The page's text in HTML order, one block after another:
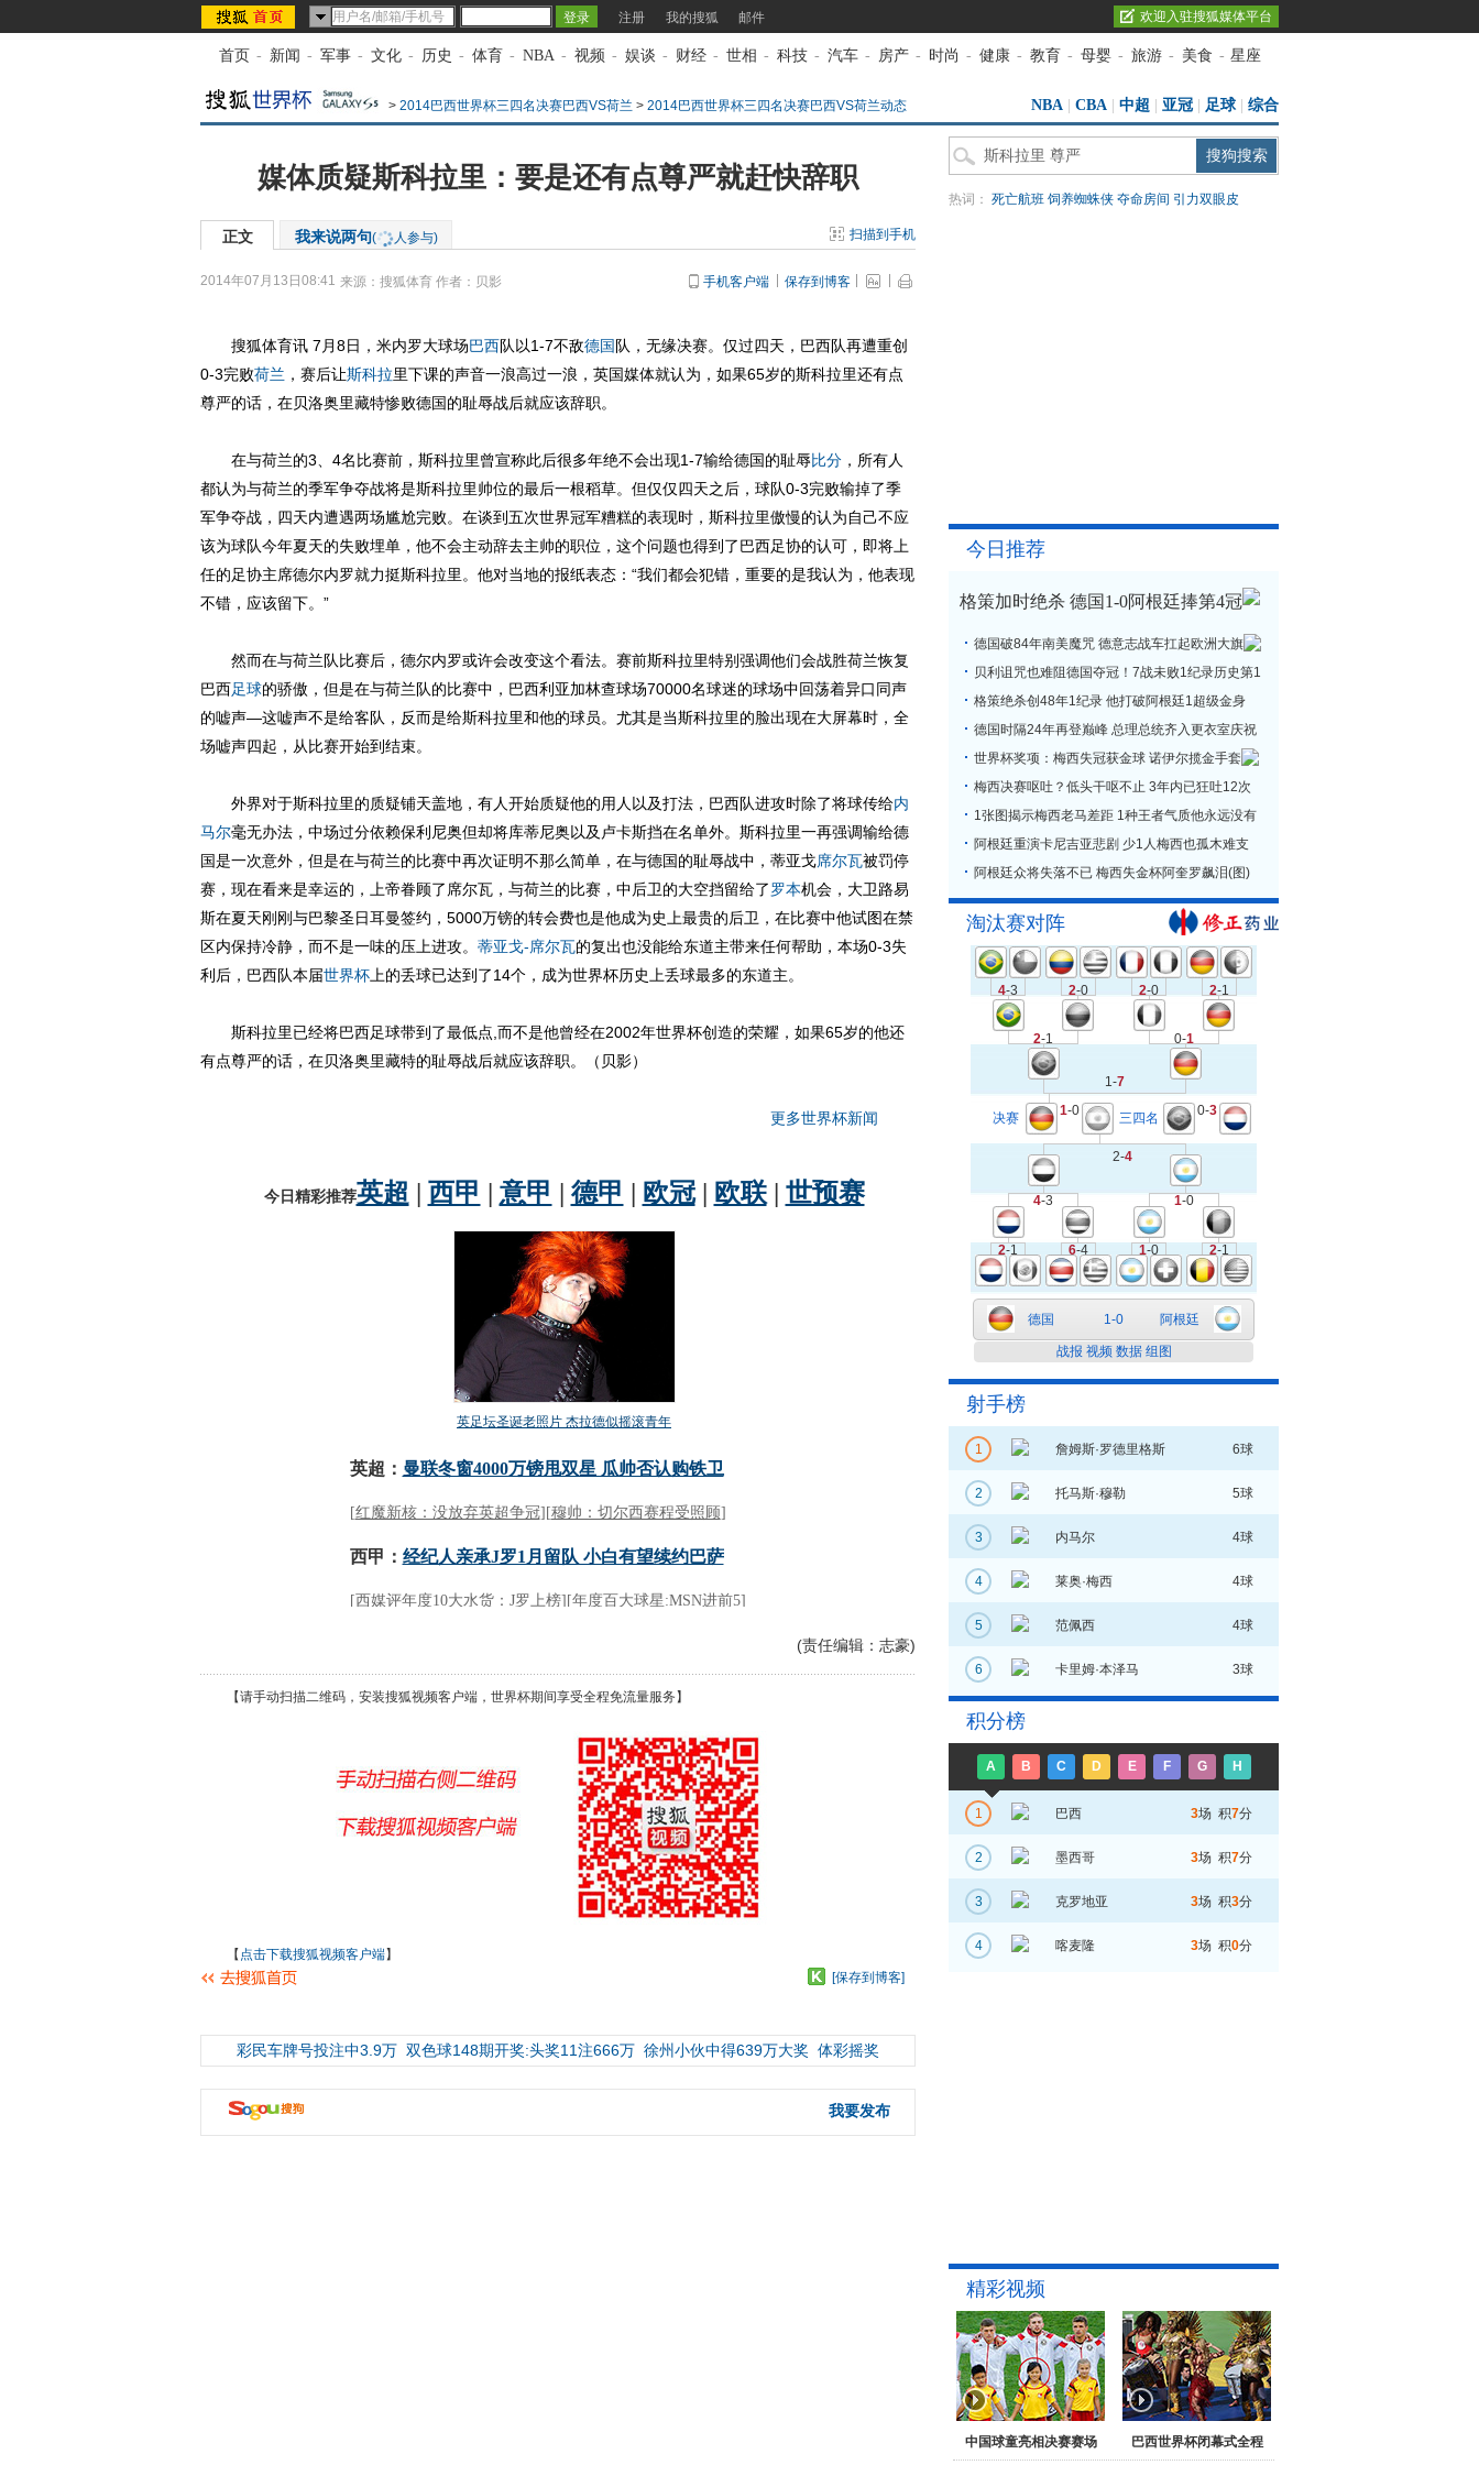
注册 我的搜狐 邮件 欢迎入驻搜狐媒体平台
首页 - 新闻 - 军事 - 文化 - 历史 - 体育 - NBA - 视频 - 娱谈 - 财经 - 世相 - 科技 - 汽车 - 房产 - 时尚 - 健康 - 教育 - 母婴 - 旅游 - 美食 - 星座
> 2014巴西世界杯三四名决赛巴西VS荷兰 > 2014巴西世界杯三四名决赛巴西VS荷兰动态 NBA CBA 中超 亚冠 足球| 综合
媒体质疑斯科拉里：要是还有点尊严就赶快辞职
正文 我来说两句( 人参与) 扫描到手机
2014年07月13日08:41 来源： 搜狐体育 作者：贝影 手机客户端 保存到博客
搜狐体育讯 7月8日，米内罗大球场巴西队以1-7不敌德国队，无缘决赛。仅过四天，巴西队再遭重创
0-3完败荷兰 ，赛后让斯科拉里下课的声音一浪高过一浪，英国媒体就认为，如果65岁的斯科拉里还有点
尊严的话，在贝洛奥里藏特惨败德国的耻辱战后就应该辞职。
在与荷兰的3、4名比赛前，斯科拉里曾宣称此后很多年绝不会出现1-7输给德国的耻辱比分 ，所有人
都认为与荷兰的季军争夺战将是斯科拉里帅位的最后一根稻草。但仅仅四天之后，球队0-3完败输掉了季
军争夺战，四天内遭遇两场尴尬完败。在谈到五次世界冠军糟糕的表现时，斯科拉里傲慢的认为自己不应
该为球队今年夏天的失败埋单，他不会主动辞去主帅的职位，这个问题也得到了巴西足协的认可，即将上
任的足协主席德尔内罗就力挺斯科拉里。他对当地的报纸表态：“我们都会犯错，重要的是我认为，他表现
不错，应该留下。”
然而在与荷兰队比赛后，德尔内罗或许会改变这个看法。赛前斯科拉里特别强调他们会战胜荷兰恢复
巴西足球的骄傲，但是在与荷兰队的比赛中，巴西利亚加林查球场70000名球迷的球场中回荡着异口同声
的嘘声—这嘘声不是给客队，反而是给斯科拉里和他的球员。尤其是当斯科拉里的脸出现在大屏幕时，全
场嘘声四起，从比赛开始到结束。
外界对于斯科拉里的质疑铺天盖地，有人开始质疑他的用人以及打法，巴西队进攻时除了将球传给内
马尔毫无办法，中场过分依赖保利尼奥但却将库蒂尼奥以及卢卡斯挡在名单外。斯科拉里一再强调输给德
国是一次意外，但是在与荷兰的比赛中再次证明不那么简单，在与德国的耻辱战中，蒂亚戈席尔瓦被罚停
赛，现在看来是幸运的，上帝眷顾了席尔瓦，与荷兰的比赛，中后卫的大空挡留给了罗本机会，大卫路易
斯在夏天刚刚与巴黎圣日耳曼签约，5000万镑的转会费也是他成为史上最贵的后卫，在比赛中他试图在禁
区内保持冷静，而不是一味的压上进攻。 蒂亚戈-席尔瓦的复出也没能给东道主带来任何帮助，本场0-3失
利后，巴西队本届世界杯 上的丢球已达到了14个，成为世界杯历史上丢球最多的东道主。
斯科拉里已经将巴西足球带到了最低点,而不是他曾经在2002年世界杯创造的荣耀，如果65岁的他还
有点尊严的话，在贝洛奥里藏特的耻辱战后就应该辞职。（贝影）
更多世界杯新闻
(责任编辑：志豪)
【请手动扫描二维码，安装搜狐视频客户端，世界杯期间享受全程免流量服务】
【 点击下载搜狐视频客户端】
[保存到博客]
彩民车牌号投注中3.9万 双色球148期开奖:头奖11注666万 徐州小伙中得639万大奖 体彩摇奖
我要发布
热词： 死亡航班 饲养蜘蛛侠 夺命房间 引力双眼皮
今日推荐
格策加时绝杀 德国1-0阿根廷捧第4冠
德国破84年南美魔咒 德意志战车扛起欧洲大旗
贝利诅咒也难阻德国夺冠！7战未败1纪录历史第1
格策绝杀创48年1纪录 他打破阿根廷1超级金身
德国时隔24年再登巅峰 总理总统齐入更衣室庆祝
世界杯奖项：梅西失冠获金球 诺伊尔揽金手套
梅西决赛呕吐？低头干呕不止 3年内已狂吐12次
1张图揭示梅西老马差距 1种王者气质他永远没有
阿根廷重演卡尼吉亚悲剧 少1人梅西也孤木难支
阿根廷众将失落不已 梅西失金杯阿奎罗飙泪(图)
淘汰赛对阵
4-3 2-0 2-0 2-1
2-1 0-1
1-7
2-4
4-3 1-0
2-1 6-4 1-0 2-1
1-0 0-3
决赛 三四名
德国 1-0 阿根廷
战报 视频 数据 组图
射手榜
1 詹姆斯·罗德里格斯 6球
2 托马斯·穆勒 5球
3 内马尔 4球
4 莱奥·梅西 4球
5 范佩西 4球
6 卡里姆·本泽马 3球
积分榜
A B C D E F G H
1 巴西 3场 积7分
2 墨西哥 3场 积7分
3 克罗地亚 3场 积3分
4 喀麦隆 3场 积0分
精彩视频
中国球童亮相决赛赛场 巴西世界杯闭幕式全程